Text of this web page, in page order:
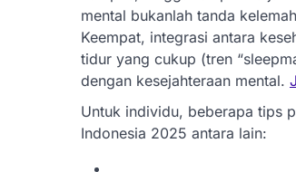
mental bukanlah tanda
Keempat, integrasi antara
tidur yang cukup (tren
dengan kesejahteraan mental.
Untuk individu, beberapa tips
Indonesia 2025 antara lain: